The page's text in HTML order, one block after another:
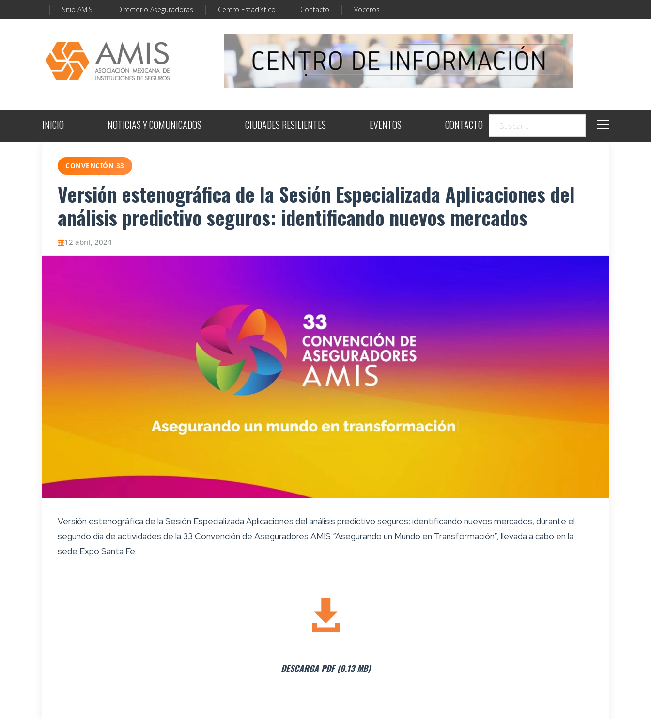
Sitio AMIS Directorio Aseguradoras Centro Estadístico Contacto Voceros
INICIO NOTICIAS Y COMUNICADOS CIUDADES RESILIENTES EVENTOS CONTACTO
CONVENCIÓN 33
Versión estenográfica de la Sesión Especializada Aplicaciones del
análisis predictivo seguros: identificando nuevos mercados
12 abril, 2024
Versión estenográfica de la Sesión Especializada Aplicaciones del análisis predictivo seguros: identificando nuevos mercados, durante el
segundo día de actividades de la 33 Convención de Aseguradores AMIS “Asegurando un Mundo en Transformación”, llevada a cabo en la
sede Expo Santa Fe.
DESCARGA PDF (0.13 MB)